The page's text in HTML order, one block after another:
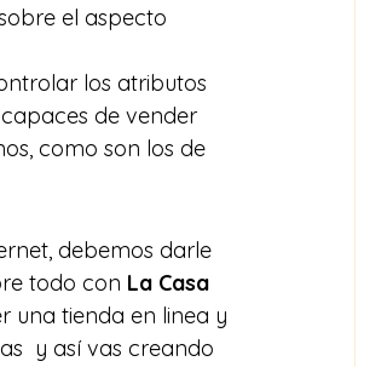
el aspecto
los atributos
de vender
como son los de
debemos darle
todo con La Casa
una tienda en linea y
y así vas creando